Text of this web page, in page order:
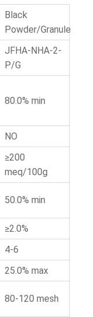
Black
Powder/Granule
JFHA-NHA-2-
P/G
80.0% min
NO
≥200
meq/100g
50.0% min
≥2.0%
4-6
25.0% max
80-120 mesh